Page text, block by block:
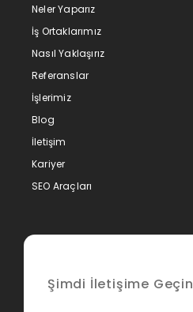
Neler Yaparız
İş Ortaklarımız
Nasıl Yaklaşırız
Referanslar
İşlerimiz
Blog
İletişim
Kariyer
SEO Araçları
Şimdi İletişime Geçin